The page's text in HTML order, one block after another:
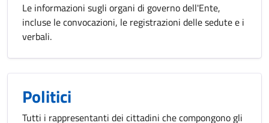
Le informazioni sugli organi di governo dell'Ente,
incluse le convocazioni, le registrazioni delle sedute e i
verbali.
Politici
Tutti i rappresentanti dei cittadini che compongono gli